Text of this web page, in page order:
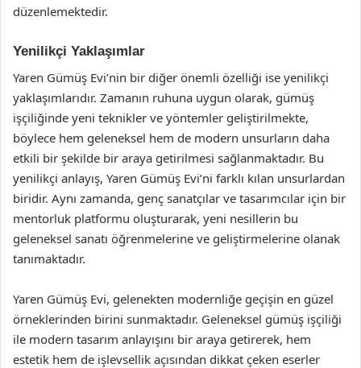
düzenlemektedir.
Yenilikçi Yaklaşımlar
Yaren Gümüş Evi’nin bir diğer önemli özelliği ise yenilikçi
yaklaşımlarıdır. Zamanın ruhuna uygun olarak, gümüş
işçiliğinde yeni teknikler ve yöntemler geliştirilmekte,
böylece hem geleneksel hem de modern unsurların daha
etkili bir şekilde bir araya getirilmesi sağlanmaktadır. Bu
yenilikçi anlayış, Yaren Gümüş Evi’ni farklı kılan unsurlardan
biridir. Aynı zamanda, genç sanatçılar ve tasarımcılar için bir
mentorluk platformu oluşturarak, yeni nesillerin bu
geleneksel sanatı öğrenmelerine ve geliştirmelerine olanak
tanımaktadır.
Yaren Gümüş Evi, gelenekten modernliğe geçişin en güzel
örneklerinden birini sunmaktadır. Geleneksel gümüş işçiliği
ile modern tasarım anlayışını bir araya getirerek, hem
estetik hem de işlevsellik açısından dikkat çeken eserler